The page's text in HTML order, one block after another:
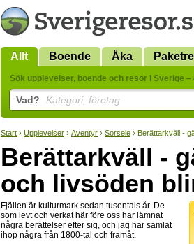
Allt Boende Åka
Sök upplevelser, boende och resor i Sverige –
Vad? Kategori, företag
Start › Upplevelser › Äventyr › Sorsele › Berättarkväll -
Berättarkväll -
och livsöden
Fjällen är kulturmark sedan tusentals år. De
som levt och verkat här före oss har lämnat
några berättelser efter sig, och jag har samlat
ihop några från 1800-tal och framåt.